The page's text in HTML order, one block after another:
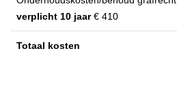
verplicht 10 jaar€ 410
Totaal kosten